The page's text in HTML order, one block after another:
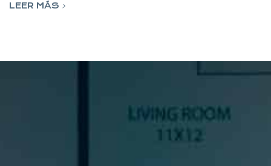
LEER MÁS
SUSCRÍBETE A NUESTRA
NEWSLETTER